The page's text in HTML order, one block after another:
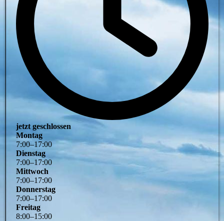
jetzt geschlossen
Montag
7:00–17:00
Dienstag
7:00–17:00
Mittwoch
7:00–17:00
Donnerstag
7:00–17:00
Freitag
8:00–15:00